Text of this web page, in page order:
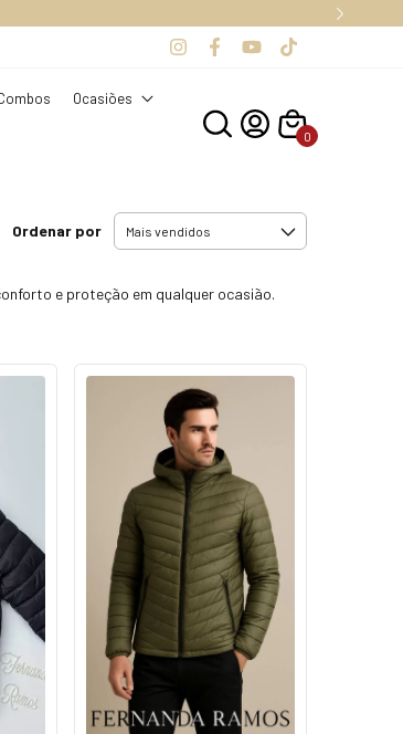
Ocasiões
0
Ordenar por
e proteção em qualquer ocasião.